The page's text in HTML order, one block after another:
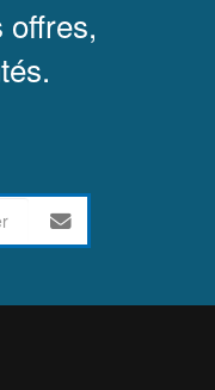
offres,